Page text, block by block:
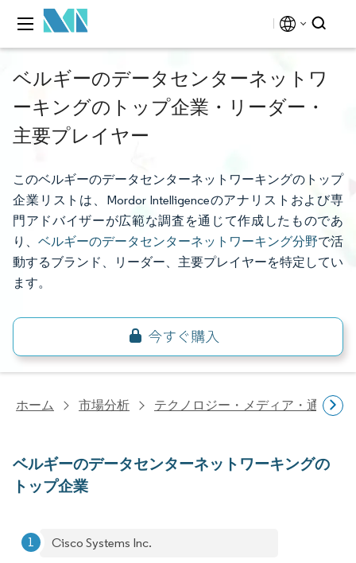
ベルギーのデータセンターネットワ
ーキングのトップ企業・リーダー・
主要プレイヤー
このベルギーのデータセンターネットワーキングのトップ
企業リストは、Mordor Intelligenceのアナリストおよび専
門アドバイザーが広範な調査を通じて作成したものであ
り、 ベルギーのデータセンターネットワーキング分野で活
動するブランド、リーダー、主要プレイヤーを特定してい
ます。
ホーム 市場分析 テクノロジー・メディア・通信研
ベルギーのデータセンターネットワーキングの
トップ企業
Cisco Systems Inc.